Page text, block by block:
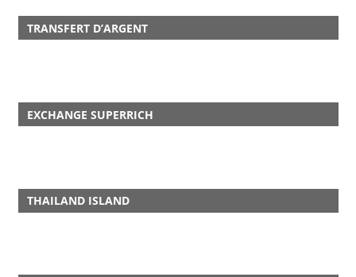
TRANSFERT D’ARGENT
EXCHANGE SUPERRICH
THAILAND ISLAND